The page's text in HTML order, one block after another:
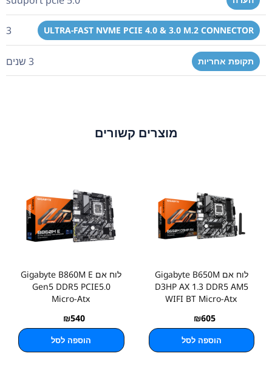
ULTRA-FAST NVME PCIE 4.0 & 3.0 M.2 CONNECTOR
3
תקופת אחריות 3 שנים
מוצרים קשורים
לוח אם Gigabyte B650M
D3HP AX 1.3 DDR5 AM5
WIFI BT Micro-Atx
₪605
הוספה לסל
לוח אם Gigabyte B860M E
Gen5 DDR5 PCIE5.0
Micro-Atx
₪540
הוספה לסל